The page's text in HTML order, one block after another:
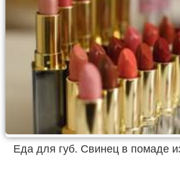
Еда для губ. Свинец в помаде